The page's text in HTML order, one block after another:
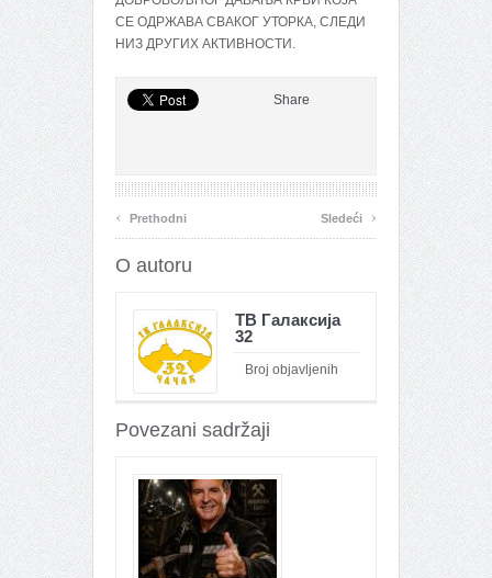
СЕ ОДРЖАВА СВАКОГ УТОРКА, СЛЕДИ
НИЗ ДРУГИХ АКТИВНОСТИ.
Share
‹ Prethodni Sledeći ›
O autoru
ТВ Галаксија
32
Broj objavljenih
Povezani sadržaji